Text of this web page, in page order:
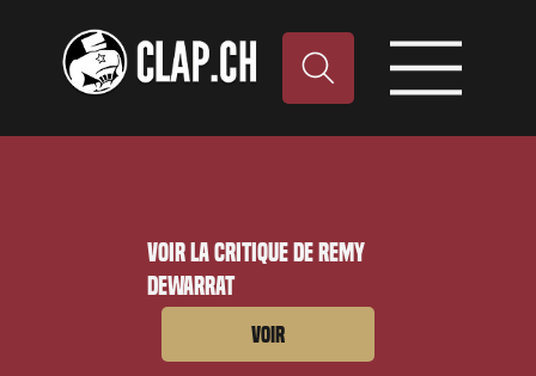
Voir la critique de Remy
Dewarrat
Voir